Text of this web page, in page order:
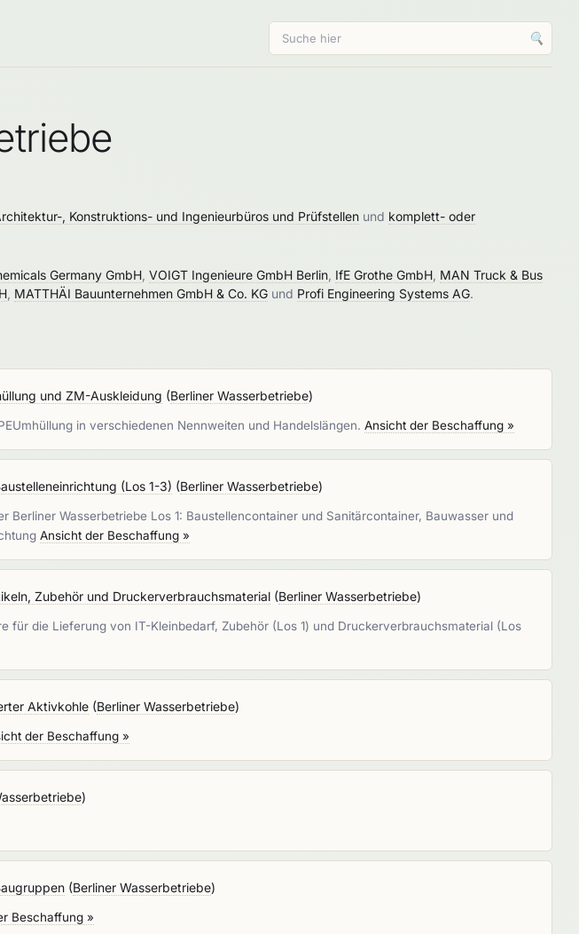
🔍
, Konstruktions- und Ingenieurbüros und Prüfstellen und komplett- oder
Germany GmbH VOIGT Ingenieure GmbH Berlin IfE Grothe GmbH MAN Truck & Bus
MATTHÄI Bauunternehmen GmbH & Co. KG und Profi Engineering Systems AG.
und ZM-Auskleidung (Berliner Wasserbetriebe)
in verschiedenen Nennweiten und Handelslängen. Ansicht der Beschaffung »
(Los 1-3) (Berliner Wasserbetriebe)
Wasserbetriebe Los 1: Baustellencontainer und Sanitärcontainer, Bauwasser und
Ansicht der Beschaffung »
Zubehör und Druckerverbrauchsmaterial (Berliner Wasserbetriebe)
die Lieferung von IT-Kleinbedarf, Zubehör (Los 1) und Druckerverbrauchsmaterial (Los
Aktivkohle (Berliner Wasserbetriebe)
der Beschaffung »
)
(Berliner Wasserbetriebe)
Beschaffung »